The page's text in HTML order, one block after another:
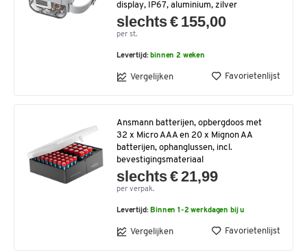
display, IP67, aluminium, zilver
slechts € 155,00
per st.
Levertijd:binnen 2 weken
Vergelijken Favorietenlijst
Ansmann batterijen, opbergdoos met
32 x Micro AAA en 20 x Mignon AA
batterijen, ophanglussen, incl.
bevestigingsmateriaal
slechts € 21,99
per verpak.
Levertijd:Binnen 1-2 werkdagen bij u
Vergelijken Favorietenlijst